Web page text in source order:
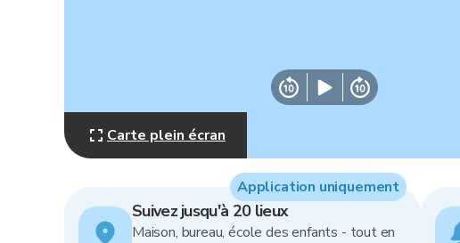
Carte plein écran
Suivez jusqu'à 20 lieux
Maison, bureau, école des enfants - tout en
Application uniquement